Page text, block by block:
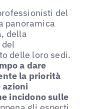
del
panoramica
della
del
delle loro sedi.
a dare
la priorità
incidono sulle